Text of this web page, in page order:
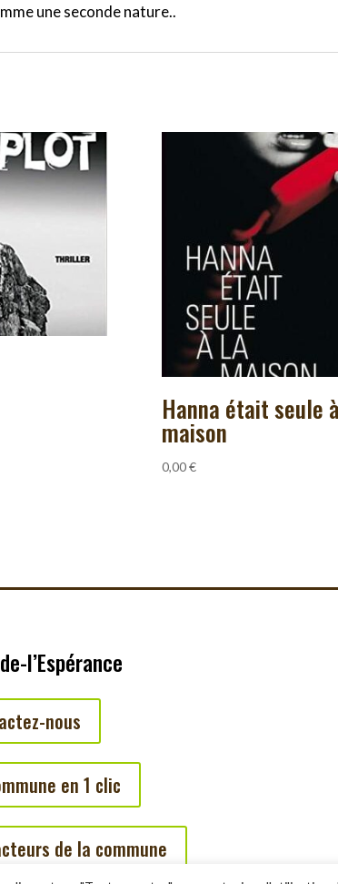
une seconde nature..
Hanna était seule
maison
0,00€
l’Espérance
nous
en 1 clic
de la commune